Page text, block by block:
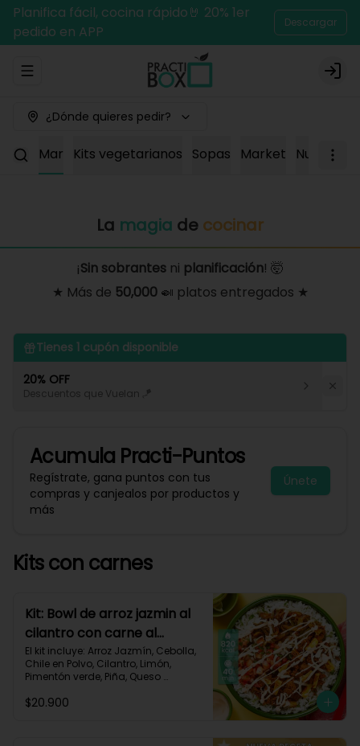
Planifica fácil, cocina rápido🤘 20% 1er
pedido en APP
Descargar
Abrir menu de navegación Login
¿Dónde quieres pedir?
Mar Kits vegetarianos Sopas Market Nuevos
La magia de cocinar
¡Sin sobrantes ni planificación! 🤯
★ Más de 50,000🍛 platos entregados ★
Tienes 1 cupón disponible
20% OFF
Descuentos que Vuelan 🪁
Acumula Practi-Puntos
Regístrate, gana puntos con tus
compras y canjealos por productos y
más
Únete
Kits con carnes
Kit: Bowl de arroz jazmin al
cilantro con carne al
pastor y pico de gallo-84
El kit incluye: Arroz Jazmín, Cebolla,
Chile en Polvo, Cilantro, Limón,
Pimentón verde, Piña, Queso
(150g/p), Sour Cream, Tomate,
$20.900